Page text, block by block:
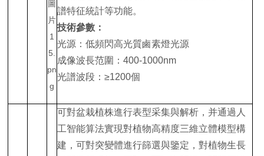
譜特征統計等功能。
技術參數：
光源：低頻閃高光質鹵素燈光源
成像波長范圍：400-1000nm
光譜波段：≥1200個
可對盆栽植株進行表型采集與解析，并通過人
工智能算法實現對植物高精度三維立體模型構
建，可對突變體進行篩選與鑒定，對植物生長